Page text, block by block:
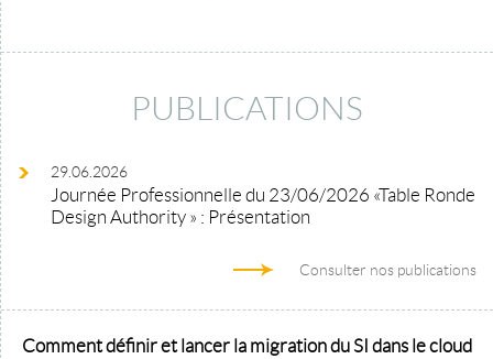
PUBLICATIONS
29.06.2026
Journée Professionnelle du 23/06/2026 «Table Ronde
Design Authority » : Présentation
Consulter nos publications
Comment définir et lancer la migration du SI dans le cloud